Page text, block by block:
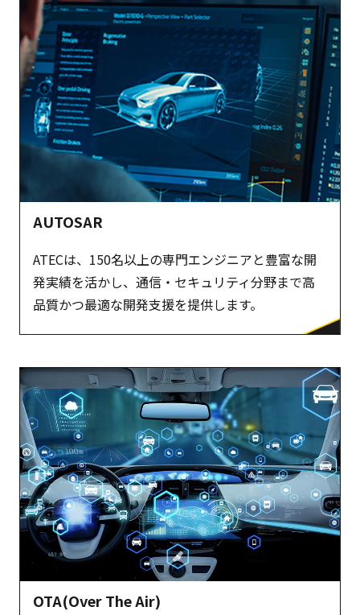
AUTOSAR
ATECは、150名以上の専門エンジニアと豊富な開
発実績を活かし、通信・セキュリティ分野まで高
品質かつ最適な開発支援を提供します。
OTA(Over The Air)